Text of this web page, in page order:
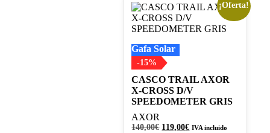
¡Oferta!
Gafa Solar
-15%
CASCO TRAIL AXOR
X-CROSS D/V
SPEEDOMETER GRIS
AXOR
140,00€ El
119,00€ElIVA incluido
Este
producto
tiene
variantes.
Las
opciones
se
pueden
elegir
en
la